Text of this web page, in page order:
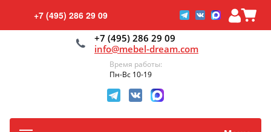
+7 (495) 286 29 09
+7 (495) 286 29 09
info@mebel-dream.com
Время работы:
Пн-Вс 10-19